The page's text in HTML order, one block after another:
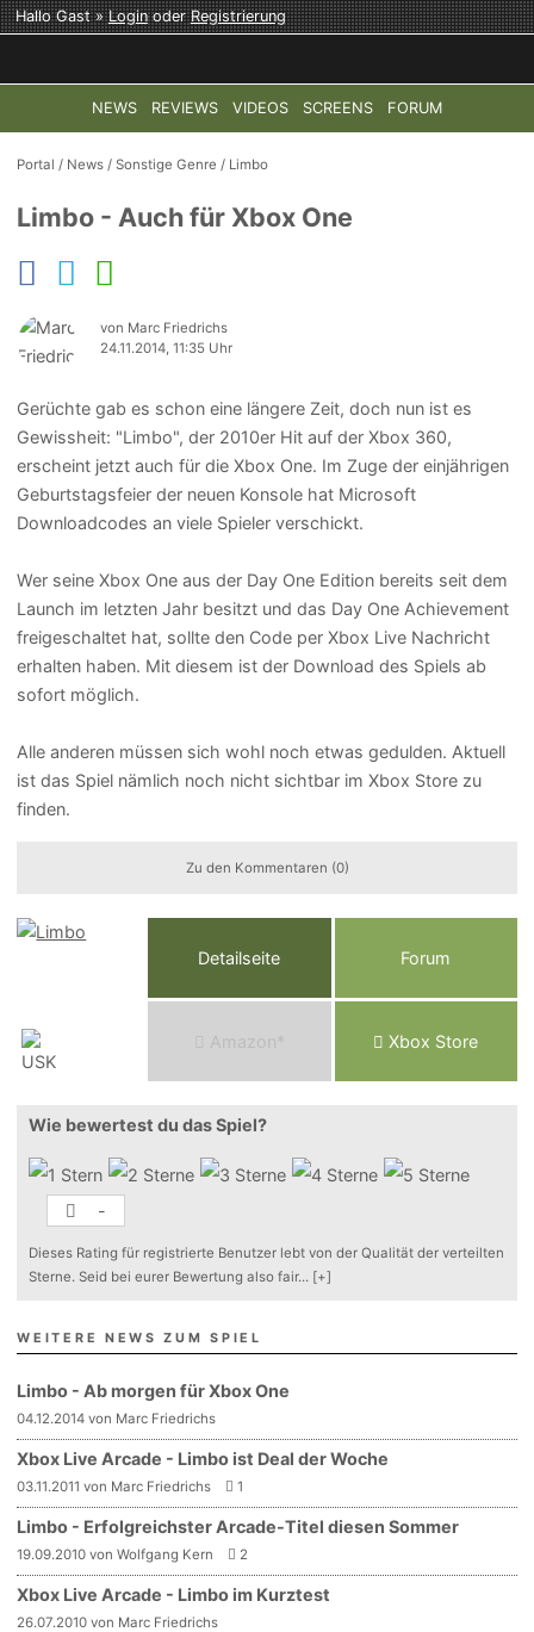
Hallo Gast »LoginoderRegistrierung
NEWS REVIEWS VIDEOS SCREENS FORUM
TOP-THEMEN: COD: MODERN WARFARE 4 HALO:
Portal / News /Sonstige Genre / Limbo
Limbo - Auch für Xbox One
von Marc Friedrichs
24.11.2014, 11:35 Uhr
Gerüchte gab es schon eine längere Zeit, doch nun ist es
Gewissheit: "Limbo", der 2010er Hit auf der Xbox 360,
erscheint jetzt auch für die Xbox One. Im Zuge der einjährigen
Geburtstagsfeier der neuen Konsole hat Microsoft
Downloadcodes an viele Spieler verschickt.
Wer seine Xbox One aus der Day One Edition bereits seit dem
Launch im letzten Jahr besitzt und das Day One Achievement
freigeschaltet hat, sollte den Code per Xbox Live Nachricht
erhalten haben. Mit diesem ist der Download des Spiels ab
sofort möglich.
Alle anderen müssen sich wohl noch etwas gedulden. Aktuell
ist das Spiel nämlich noch nicht sichtbar im Xbox Store zu
finden.
Zu den Kommentaren (0)
Detailseite Forum
Ama o n* Xbox Store
Wie bewertest du das Spiel?
-
Dieses Rating für registrierte Benutzer lebt von der Qualität der verteilten
Sterne. Seid bei eurer Bewertung also fair... [+]
WEITERE NEWS ZUM SPIEL
Limbo - Ab morgen für Xbox One
04.12.2014 von Marc Friedrichs
Xbox Live Arcade - Limbo ist Deal der Woche
03.11.2011 von Marc Friedrichs 1
Limbo - Erfolgreichster Arcade-Titel diesen Sommer
19.09.2010 von Wolfgang Kern 2
Xbox Live Arcade - Limbo im Kurztest
26.07.2010 von Marc Friedrichs